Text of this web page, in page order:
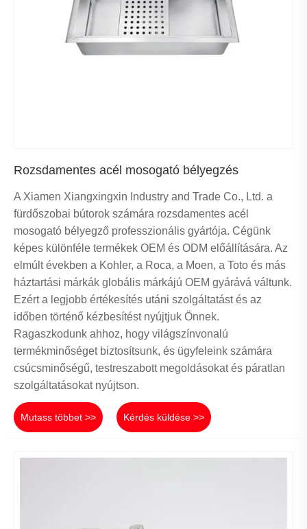
Rozsdamentes acél mosogató bélyegzés
A Xiamen Xiangxingxin Industry and Trade Co., Ltd. a
fürdőszobai bútorok számára rozsdamentes acél
mosogató bélyegző professzionális gyártója. Cégünk
képes különféle termékek OEM és ODM előállítására. Az
elmúlt években a Kohler, a Roca, a Moen, a Toto és más
háztartási márkák globális márkájú OEM gyárává váltunk.
Ezért a legjobb értékesítés utáni szolgáltatást és az
időben történő kézbesítést nyújtjuk Önnek.
Ragaszkodunk ahhoz, hogy világszínvonalú
termékminőséget biztosítsunk, és ügyfeleink számára
csúcsminőségű, testreszabott megoldásokat és páratlan
szolgáltatásokat nyújtson.
Mutass többet >> Kérdés küldése >>